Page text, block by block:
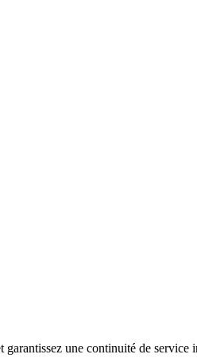
une continuité de service